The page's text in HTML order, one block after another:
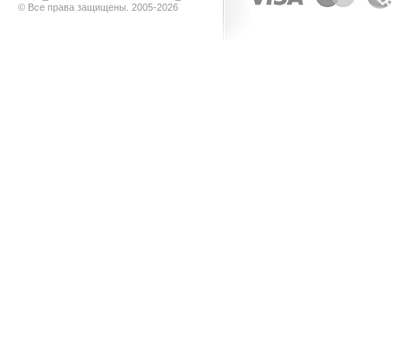
© Все права защищены. 2005-2026